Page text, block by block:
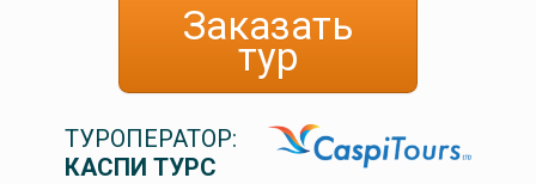
Заказать
тур
ТУРОПЕРАТОР:
КАСПИ ТУРС